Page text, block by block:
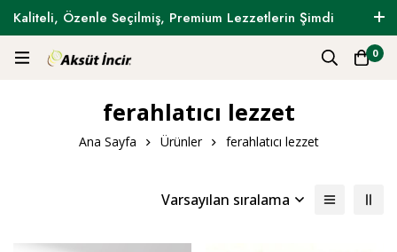
Kaliteli, Özenle Seçilmiş, Premium Lezzetlerin Şimdi
Tam Zamanı !
0
ferahlatıcı lezzet
Ana Sayfa Ürünler ferahlatıcı lezzet
Varsayılan sıralama